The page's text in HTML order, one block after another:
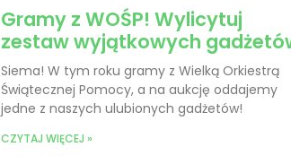
Gramy z WOŚP! Wylicytuj
zestaw wyjątkowych
Siema! W tym roku gramy z Wielką Orkiestrą
Świątecznej Pomocy, a na aukcję oddajemy
jedne z naszych ulubionych gadżetów!
CZYTAJ WIĘCEJ »